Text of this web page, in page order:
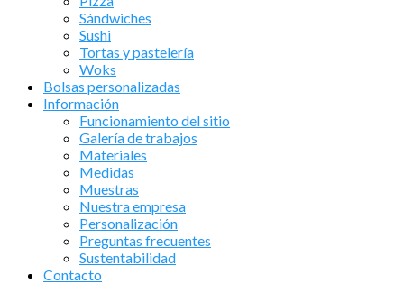
Sándwiches
Sushi
Tortas y pastelería
Woks
Bolsas personalizadas
Información
Funcionamiento del sitio
Galería de trabajos
Materiales
Medidas
Muestras
Nuestra empresa
Personalización
Preguntas frecuentes
Sustentabilidad
Contacto